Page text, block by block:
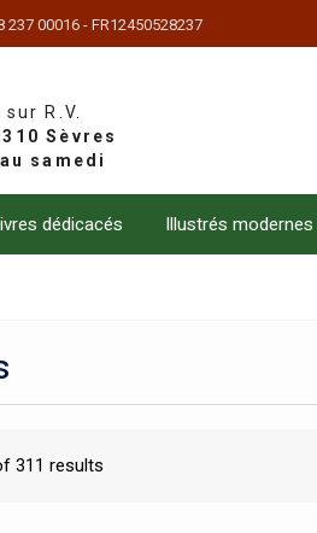
237 00016 - FR12450528237
R.V.
dédicacés Illustrés modernes
311 results